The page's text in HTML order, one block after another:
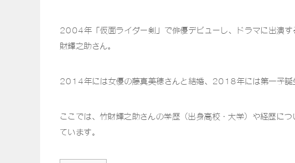
2004年「仮面ライダー剣」で俳優デビューし、ドラマに出演
財輝之助さん。
2014年には女優の藤真美穂さんと結婚、2018年には第一子誕
ここでは、竹財輝之助さんの学歴（出身高校・大学）や経歴に
ています。